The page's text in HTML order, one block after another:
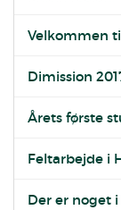
Velkommen
Dimission
Årets første
Feltarbejde i
Der er noget i